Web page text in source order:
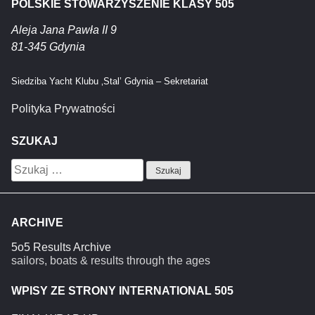
POLSKIE STOWARZYSZENIE KLASY 505
Aleja Jana Pawła II 9
81-345 Gdynia
Siedziba Yacht Klubu ‚Stal’ Gdynia – Sekretariat
Polityka Prywatności
SZUKAJ
Szukaj:
ARCHIVE
5o5 Results Archive
sailors, boats & results through the ages
WPISY ZE STRONY INTERNATIONAL 505